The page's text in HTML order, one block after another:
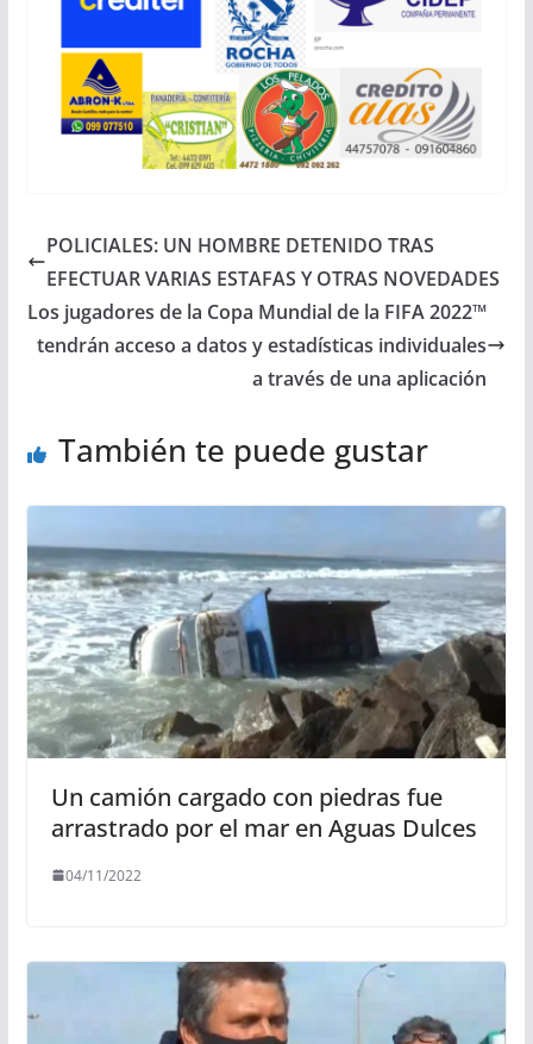
POLICIALES: UN HOMBRE DETENIDO TRAS
EFECTUAR VARIAS ESTAFAS Y OTRAS NOVEDADES
Los jugadores de la Copa Mundial de la FIFA 2022™
tendrán acceso a datos y estadísticas individuales
a través de una aplicación
También te puede gustar
Un camión cargado con piedras fue
arrastrado por el mar en Aguas Dulces
04/11/2022